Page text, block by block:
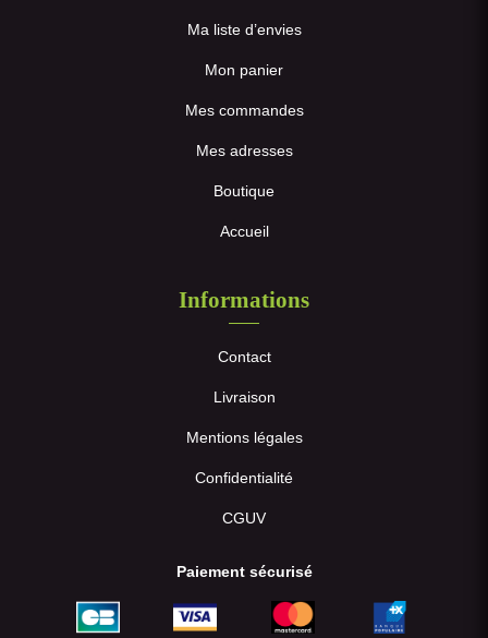
Ma liste d’envies
Mon panier
Mes commandes
Mes adresses
Boutique
Accueil
Informations
Contact
Livraison
Mentions légales
Confidentialité
CGUV
Paiement sécurisé